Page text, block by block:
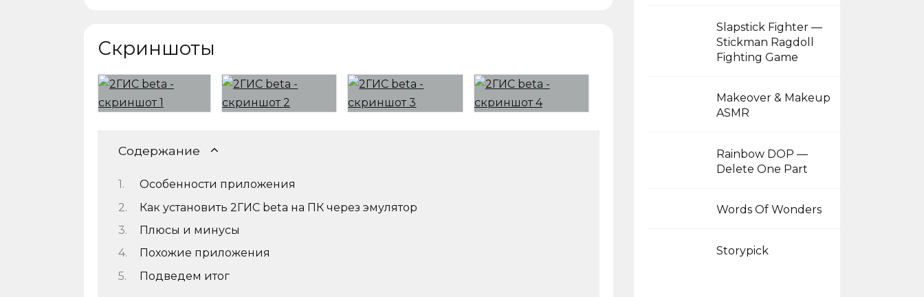
Скриншоты
Содержание
Особенности приложения
Как установить 2ГИС beta на ПК через эмулятор
Плюсы и минусы
Похожие приложения
Подведем итог
Slapstick Fighter —
Stickman Ragdoll
Fighting Game
Makeover & Makeup
ASMR
Rainbow DOP —
Delete One Part
Words Of Wonders
Storypick